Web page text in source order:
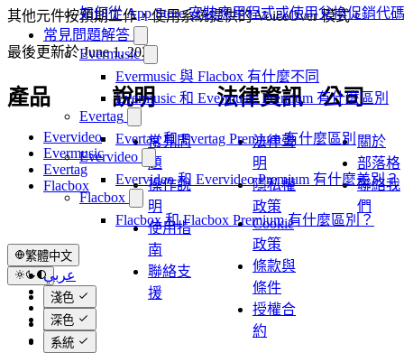
如何從 App Store 安裝應用程式或使用兌換促銷代
常見問題解答
Evermusic
Evermusic 與 Flacbox 有什麼不同
Evermusic 和 Evermusic Premium 有什麼區別
Evertag
Evertag 和 Evertag Premium 有什麼區別
Evervideo
Evervideo 和 Evervideo Premium 有什麼差別？
Flacbox
Flacbox 和 Flacbox Premium 有什麼區別？
繁體中文
عربي
Català
Čeština
Dansk
Deutsch
淺色
深色
系統
其他元件按預期工作，使用系統提供的 VoiceOver 模式。
最後更新於June 1, 2026
產品
Evervideo
Evermusic
Evertag
Flacbox
說明
常見問
題
操作說
明
使用指
南
聯絡支
援
法律資訊
法律聲
明
隱私權
政策
Cookie
政策
條款與
條件
授權合
約
公司
關於
部落格
聯絡我
們